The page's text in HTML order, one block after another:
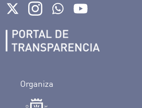
Ir a perfil de Auditorio de Tenerife en Facebook
Ir a perfil de Auditorio de Tenerife en
Ir a perfil de Auditorio de
Ir al Boletín Whatsapp
Organiza